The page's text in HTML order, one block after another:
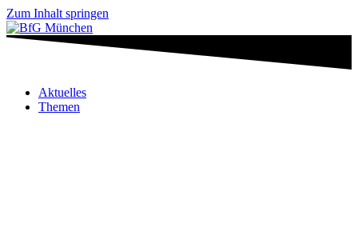
Zum Inhalt springen
Aktuelles
Themen